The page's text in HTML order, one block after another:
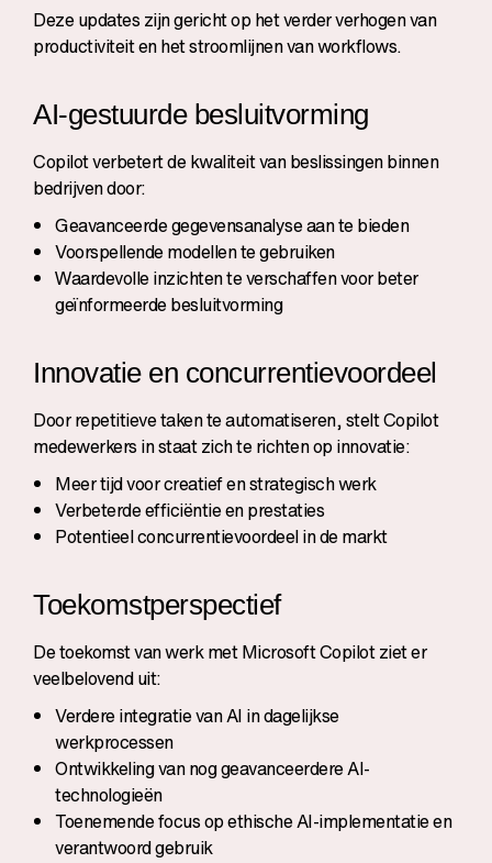
Deze updates zijn gericht op het verder verhogen van
productiviteit en het stroomlijnen van workflows.
AI-gestuurde besluitvorming
Copilot verbetert de kwaliteit van beslissingen binnen
bedrijven door:
Geavanceerde gegevensanalyse aan te bieden
Voorspellende modellen te gebruiken
Waardevolle inzichten te verschaffen voor beter
geïnformeerde besluitvorming
Innovatie en concurrentievoordeel
Door repetitieve taken te automatiseren, stelt Copilot
medewerkers in staat zich te richten op innovatie:
Meer tijd voor creatief en strategisch werk
Verbeterde efficiëntie en prestaties
Potentieel concurrentievoordeel in de markt
Toekomstperspectief
De toekomst van werk met Microsoft Copilot ziet er
veelbelovend uit:
Verdere integratie van AI in dagelijkse
werkprocessen
Ontwikkeling van nog geavanceerdere AI-
technologieën
Toenemende focus op ethische AI-implementatie en
verantwoord gebruik